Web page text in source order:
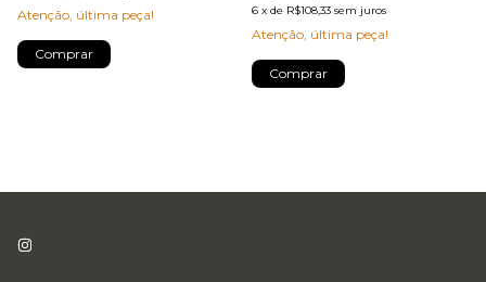
Atenção, última peça!
Comprar
6 x de R$108,33 sem juros
Atenção, última peça!
Comprar